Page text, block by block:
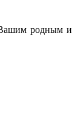
Вашим родным и